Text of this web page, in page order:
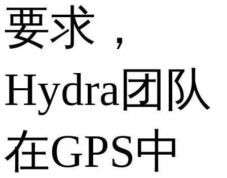
要求，
Hydra团队
在GPS中